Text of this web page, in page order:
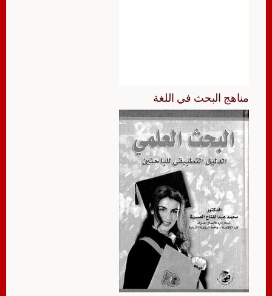
مناهج البحث في اللغة